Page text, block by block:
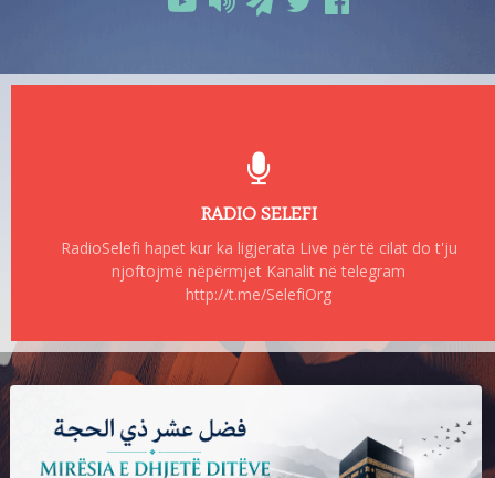
RADIO SELEFI
RadioSelefi hapet kur ka ligjerata Live për të cilat do t'ju
njoftojmë nëpërmjet Kanalit në telegram
http://t.me/SelefiOrg